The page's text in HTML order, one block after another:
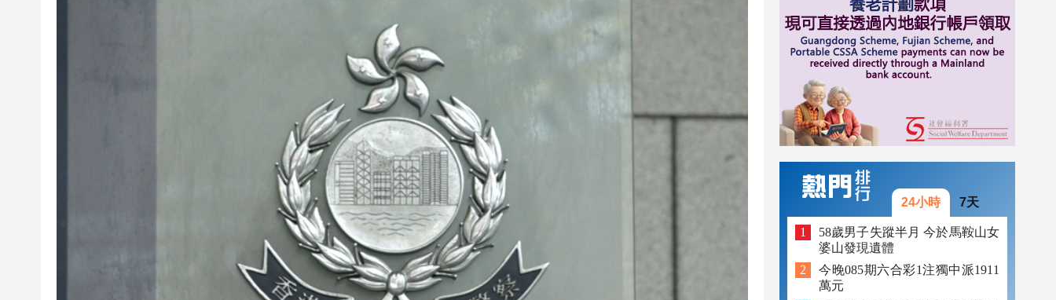
廠商會邀「一帶一路」專員何力治 闡述香港共建「一帶一路」的戰略角色與部署
「構建照顧者友善職場與企業未來」研討會2026
國家稅務總局：對境外保險收益徵稅並非新政策 無需過度解讀
本港截至7月底外匯儲備資產增至4478億美元
24小時 7天
58歲男子失蹤半月 今於馬鞍山女
婆山發現遺體
今晚085期六合彩1注獨中派1911
萬元